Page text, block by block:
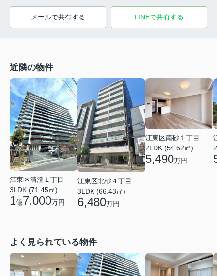
メールで共有する LINEで共有する
近隣の物件
江東区清澄１丁目
3LDK (71.45㎡)
1億7,000万円
江東区北砂４丁目
3LDK (66.43㎡)
6,480万円
江東区南砂１丁目
2LDK (54.62㎡)
5,490万円
よく見られている物件